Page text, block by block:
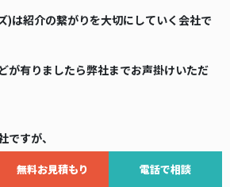
)は紹介の繋がりを大切にしていく会社で
が有りましたら弊社までお声掛けいただ
ですが、
格と提案がしたい！』という思いで立ち
無料お見積もり 電話で相談